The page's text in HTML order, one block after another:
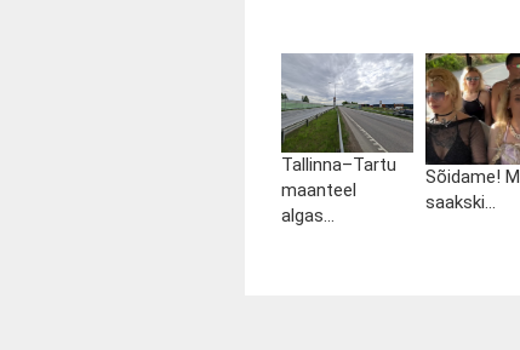
Tallinna–Tartu
maanteel
algas...
Sõidame!
saakski...